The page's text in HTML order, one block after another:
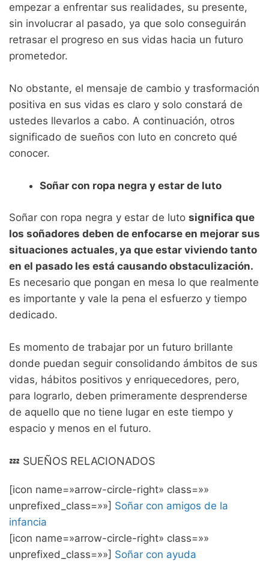
empezar a enfrentar sus realidades, su presente,
sin involucrar al pasado, ya que solo conseguirán
retrasar el progreso en sus vidas hacia un futuro
prometedor.
No obstante, el mensaje de cambio y trasformación
positiva en sus vidas es claro y solo constará de
ustedes llevarlos a cabo. A continuación, otros
significado de sueños con luto en concreto qué
conocer.
Soñar con ropa negra y estar de luto
Soñar con ropa negra y estar de luto significa que
los soñadores deben de enfocarse en mejorar sus
situaciones actuales, ya que estar viviendo tanto
en el pasado les está causando obstaculización.
Es necesario que pongan en mesa lo que realmente
es importante y vale la pena el esfuerzo y tiempo
dedicado.
Es momento de trabajar por un futuro brillante
donde puedan seguir consolidando ámbitos de sus
vidas, hábitos positivos y enriquecedores, pero,
para lograrlo, deben primeramente desprenderse
de aquello que no tiene lugar en este tiempo y
espacio y menos en el futuro.
💤 SUEÑOS RELACIONADOS
[icon name=»arrow-circle-right» class=»»
unprefixed_class=»»] Soñar con amigos de la
infancia
[icon name=»arrow-circle-right» class=»»
unprefixed_class=»»] Soñar con ayuda